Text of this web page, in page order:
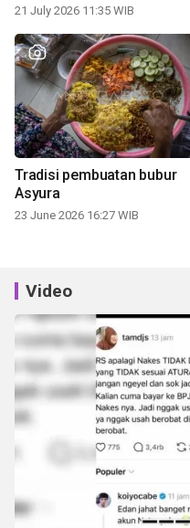
21 July 2026 11:35 WIB
Tradisi pembuatan bubur
Asyura
23 June 2026 16:27 WIB
Video